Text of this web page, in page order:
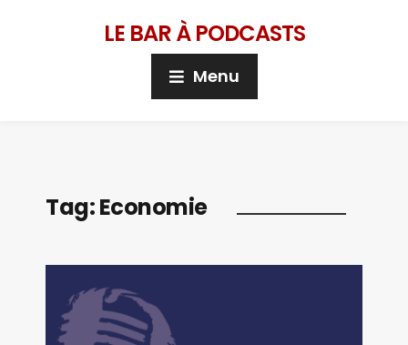
LE BAR À PODCASTS
Menu
Tag:Economie